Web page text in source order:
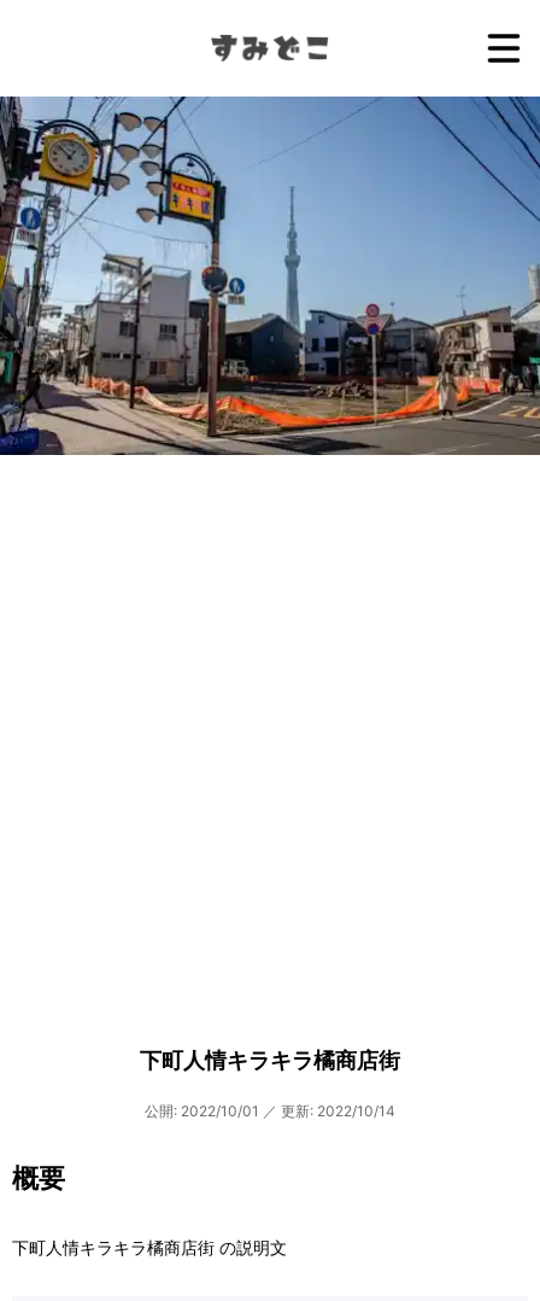
下町人情キラキラ橘商店街
公開: 2022/10/01 ／ 更新: 2022/10/14
概要
下町人情キラキラ橘商店街 の説明文